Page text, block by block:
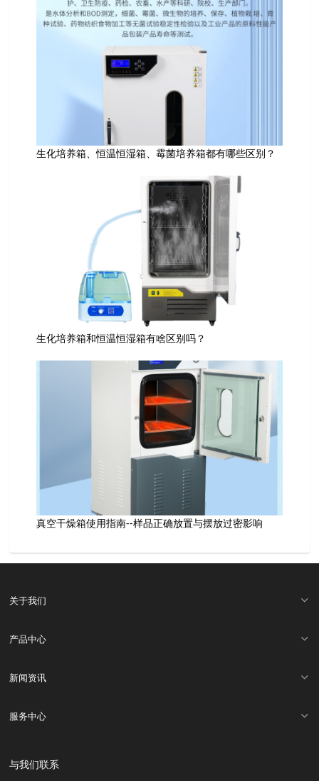
生化培养箱、恒温恒湿箱、霉菌培养箱都有哪些区别？
生化培养箱和恒温恒湿箱有啥区别吗？
真空干燥箱使用指南--样品正确放置与摆放过密影响
关于我们
产品中心
新闻资讯
服务中心
与我们联系